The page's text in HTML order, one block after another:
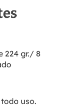
224 gr./ 8
uso.